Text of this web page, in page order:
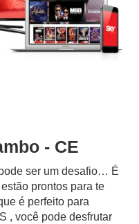
- CE
ser um desafio… É
prontos para te
é perfeito para
, você pode desfrutar